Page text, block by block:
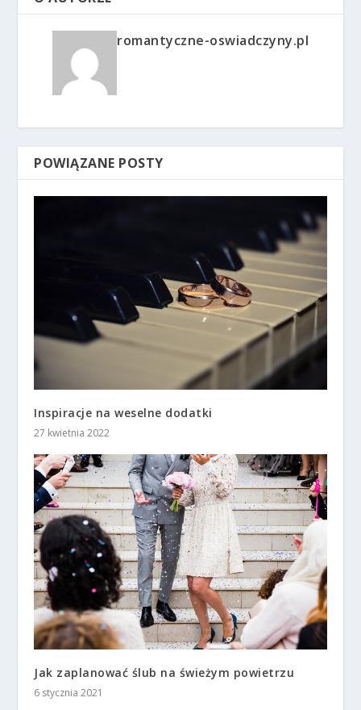
romantyczne-oswiadczyny.pl
POWIĄZANE POSTY
Inspiracje na weselne dodatki
27 kwietnia 2022
Jak zaplanować ślub na świeżym powietrzu
6 stycznia 2021